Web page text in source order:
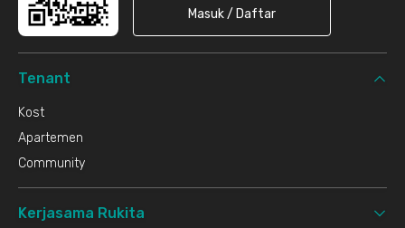
Masuk / Daftar
Tenant
Kost
Apartemen
Community
Kerjasama Rukita